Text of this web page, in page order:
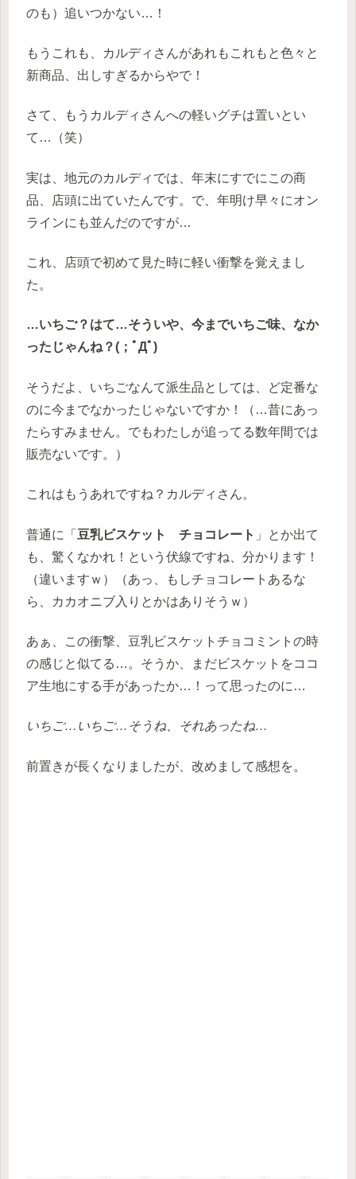
のも）追いつかない…！
もうこれも、カルディさんがあれもこれもと色々と
新商品、出しすぎるからやで！
さて、もうカルディさんへの軽いグチは置いとい
て…（笑）
実は、地元のカルディでは、年末にすでにこの商
品、店頭に出ていたんです。で、年明け早々にオン
ラインにも並んだのですが…
これ、店頭で初めて見た時に軽い衝撃を覚えまし
た。
…いちご？はて…そういや、今までいちご味、なか
ったじゃんね？(；ﾟДﾟ)
そうだよ、いちごなんて派生品としては、ど定番な
のに今までなかったじゃないですか！（…昔にあっ
たらすみません。でもわたしが追ってる数年間では
販売ないです。）
これはもうあれですね？カルディさん。
普通に「 豆乳ビスケット チョコレート 」とか出て
も、驚くなかれ！という伏線ですね、分かります！
（違いますｗ）（あっ、もしチョコレートあるな
ら、カカオニブ入りとかはありそうｗ）
あぁ、この衝撃、豆乳ビスケットチョコミントの時
の感じと似てる…。そうか、まだビスケットをココ
ア生地にする手があったか…！って思ったのに…
いちご…いちご…そうね、それあったね…
前置きが長くなりましたが、改めまして感想を。